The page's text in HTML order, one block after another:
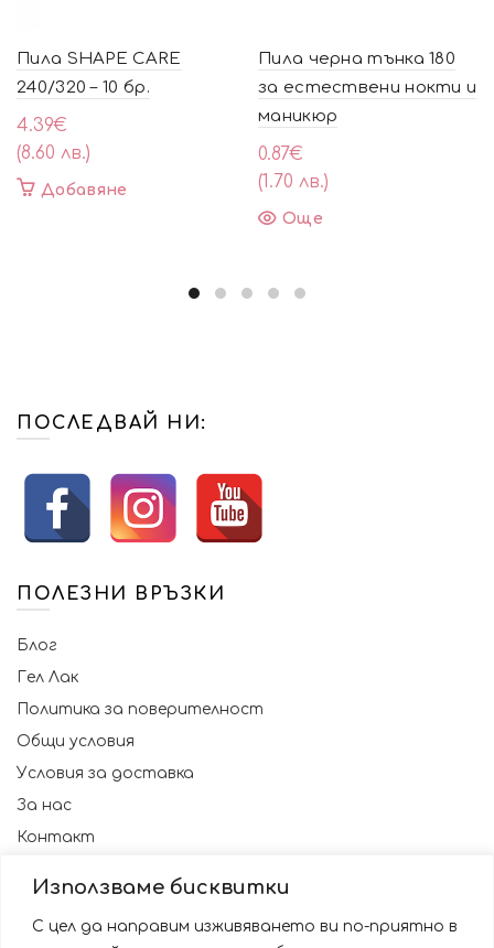
Използваме бисквитки
С цел да направим изживяването ви по-приятно в
Пила SHAPE CARE
240/320 – 10 бр.
4.39€
(8.60 лв.)
Добавяне
Пила черна тънка 180
за естествени нокти и
маникюр
0.87€
(1.70 лв.)
Още
ПОСЛЕДВАЙ НИ:
ПОЛЕЗНИ ВРЪЗКИ
Блог
Гел Лак
Политика за поверителност
Общи условия
Условия за доставка
За нас
Контакт